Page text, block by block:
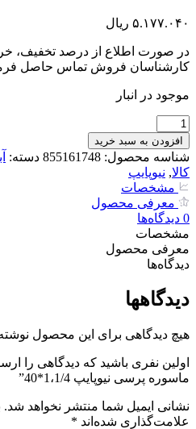
۵.۱۷۷.۰۴۰ ریال
در صورت اطلاع از درصد تخفیف،
کارشناسان فروش تماس حاصل
موجود در انبار
مهره
ماسوره
پرسی
نیوپایپ
1،1/4*40
عدد
افزودن به سبد خرید
شناسه محصول: 855161748 دسته:
کالا, نیوپایپ
مشخصات
معرفی محصول
0 دیدگاه‌‌ها
مشخصات
معرفی محصول
دیدگاه‌‌ها
دیدگاهها
هیچ دیدگاهی برای این محصول
اولین نفری باشید که دیدگاهی را
ماسوره پرسی نیوپایپ 1،1/4*40”
نشانی ایمیل شما منتشر نخواهد شد.
علامت‌گذاری شده‌اند *